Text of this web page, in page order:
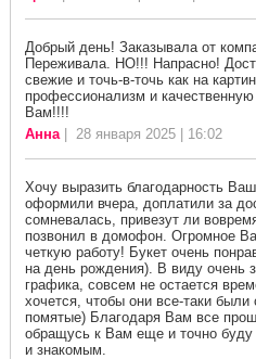
Добрый день! Заказывала от
Переживала. НО!!! Напрасно!
свежие и точь-в-точь как на
профессионализм и
Вам!!!!
Анна| 28 января 2025 | 16:02
Хочу выразить благодарность
оформили вчера, доплатили за
сомневалась, привезут ли
позвонил в домофон. Огромное
четкую работу! Букет очень
на день рождения). В виду очень
графика, совсем не остается
хочется, чтобы они все-таки
помятые) Благодаря Вам все
обращусь к Вам еще и точно буду
и знакомым.